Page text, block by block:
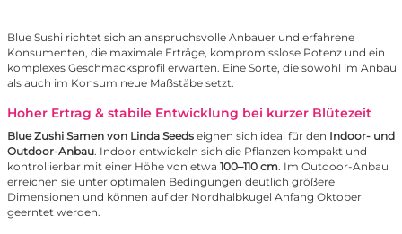
Blue Sushi richtet sich an anspruchsvolle Anbauer und erfahrene
Konsumenten, die maximale Erträge, kompromisslose Potenz und ein
komplexes Geschmacksprofil erwarten. Eine Sorte, die sowohl im Anbau
als auch im Konsum neue Maßstäbe setzt.
Hoher Ertrag & stabile Entwicklung bei kurzer Blütezeit
Blue Zushi Samen von Linda Seeds eignen sich ideal für den Indoor- und
Outdoor-Anbau. Indoor entwickeln sich die Pflanzen kompakt und
kontrollierbar mit einer Höhe von etwa 100–110 cm. Im Outdoor-Anbau
erreichen sie unter optimalen Bedingungen deutlich größere
Dimensionen und können auf der Nordhalbkugel Anfang Oktober
geerntet werden.